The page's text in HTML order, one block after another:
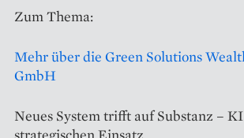
Zum Thema:
Mehr über die Green Solutions
GmbH
Neues System trifft auf Substanz –
strategischen Einsatz